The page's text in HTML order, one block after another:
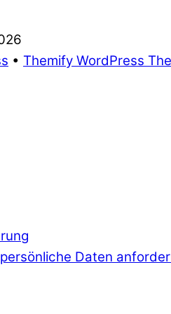
• Themify WordPress
persönliche Daten